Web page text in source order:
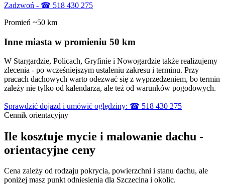
Zadzwoń - ☎ 518 430 275
Promień ~50 km
Inne miasta w promieniu 50 km
W Stargardzie, Policach, Gryfinie i Nowogardzie także realizujemy
zlecenia - po wcześniejszym ustaleniu zakresu i terminu. Przy
pracach dachowych warto odezwać się z wyprzedzeniem, bo termin
zależy nie tylko od kalendarza, ale też od warunków pogodowych.
Sprawdzić dojazd i umówić oględziny: ☎ 518 430 275
Cennik orientacyjny
Ile kosztuje mycie i malowanie dachu -
orientacyjne ceny
Cena zależy od rodzaju pokrycia, powierzchni i stanu dachu, ale
poniżej masz punkt odniesienia dla Szczecina i okolic.